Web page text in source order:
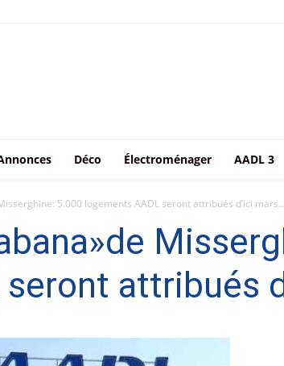
Déco Électroménager AADL 3
5.000 logements AADL seront attribués d’ici mars...
attribués